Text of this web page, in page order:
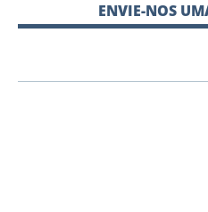
ENVIE-NOS